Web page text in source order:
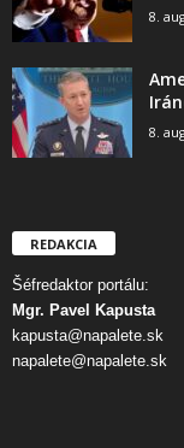
8.
8.
REDAKCIA
Šéfredaktor portálu:
Mgr. Pavel Kapusta
kapusta@napalete.sk
napalete@napalete.sk